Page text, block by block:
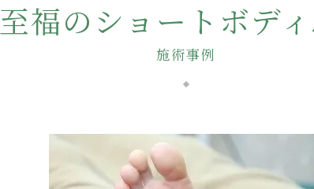
施術事例
至福のショートボデ